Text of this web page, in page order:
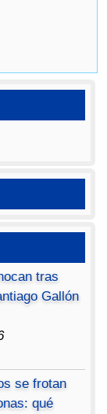
tras
Gallón
se frotan
qué